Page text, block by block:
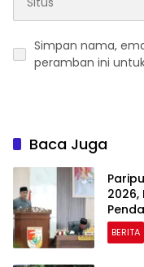
Simpan nama,
peramban ini
Baca Juga
BERITA